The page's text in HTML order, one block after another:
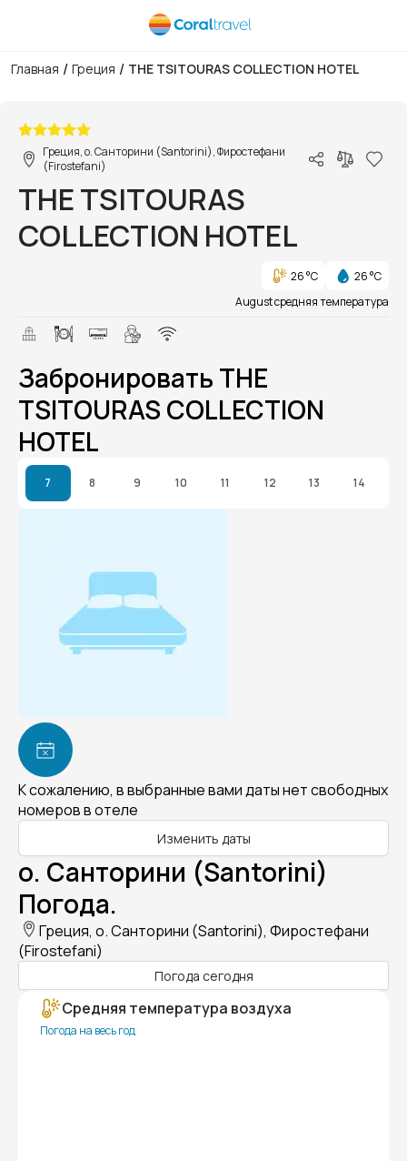
Главная / Греция / THE TSITOURAS COLLECTION HOTEL
Греция, о. Санторини (Santorini), Фиростефани
(Firostefani)
THE TSITOURAS
COLLECTION HOTEL
26 °C
26 °C
August средняя температура
Забронировать THE
TSITOURAS COLLECTION
HOTEL
7 8 9 10 11 12 13 14
К сожалению, в выбранные вами даты нет свободных
номеров в отеле
Изменить даты
о. Санторини (Santorini)
Погода.
Греция, о. Санторини (Santorini), Фиростефани
(Firostefani)
Погода сегодня
Средняя температура воздуха
Погода на весь год